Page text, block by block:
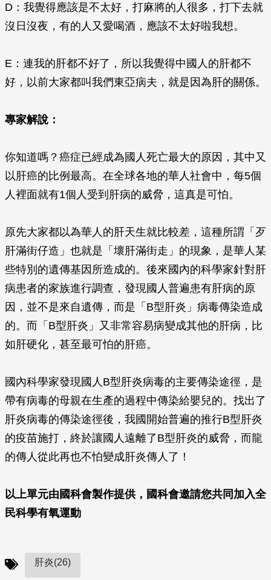
D：我覺得應該是不太好，打麻將的人很多，打下去就
沒日沒夜，有的人又愛喝酒，應該不太好啦我想。
E：連我的肝都不好了，所以我覺得中國人的肝都不
好，以前大家都叫我們東亞病夫，就是因為肝的關係。
專家解說：
你知道嗎？癌症已經成為國人死亡最大的原因，其中又
以肝癌的比例最高。在全球各地的華人社會中，每5個
人裡面就有1個人受到肝病的威脅，這真是可怕。
原先大家都以為華人的肝天生就比較差，這種所謂「歹
肝滿街仔造」也就是「壞肝滿街走」的現象，是華人某
些特別的遺傳基因所造成的。後來國內的科學家針對肝
病患者的家族進行調查，發現國人普遍患有肝病的原
因，並不是來自遺傳，而是「B型肝炎」病毒傳染造成
的。而「B型肝炎」又非常容易病變成其他的肝病，比
如肝硬化，甚至最可怕的肝癌。
國內科學家發現國人B型肝炎病毒的主要傳染途徑，是
帶有病毒的母親在生產的過程中傳染給嬰兒的。找出了
肝炎病毒的傳染途徑後，我國開始普遍的推行B型肝炎
的疫苗施打，終於讓國人遠離了B型肝炎的威脅，而龍
的傳人從此再也不怕變成肝炎傳人了！
以上單元由國科會製作提供，國科會邀請您共同加入全
民科學有氧運動
肝炎(26)